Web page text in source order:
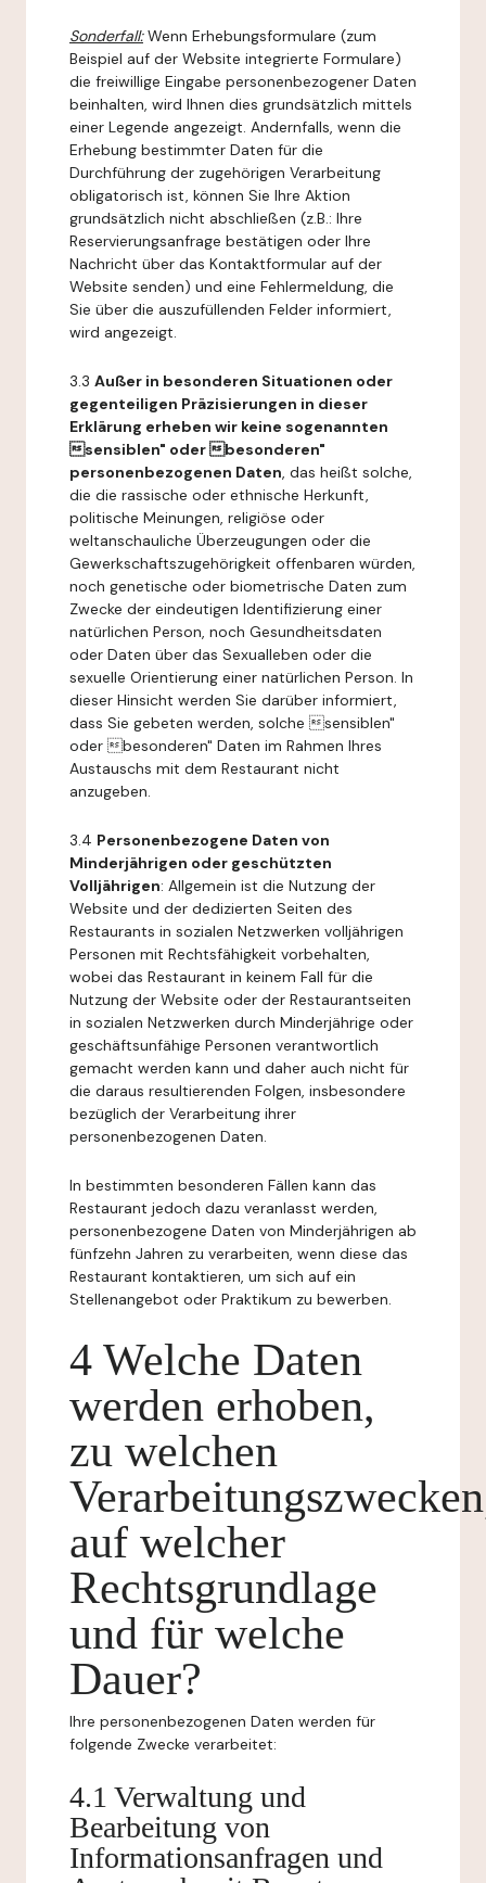
Sonderfall:Wenn Erhebungsformulare (zum
Beispiel auf der Website integrierte Formulare)
die freiwillige Eingabe personenbezogener Daten
beinhalten, wird Ihnen dies grundsätzlich mittels
einer Legende angezeigt. Andernfalls, wenn die
Erhebung bestimmter Daten für die
Durchführung der zugehörigen Verarbeitung
obligatorisch ist, können Sie Ihre Aktion
grundsätzlich nicht abschließen (z.B.: Ihre
Reservierungsanfrage bestätigen oder Ihre
Nachricht über das Kontaktformular auf der
Website senden) und eine Fehlermeldung, die
Sie über die auszufüllenden Felder informiert,
wird angezeigt.
3.3 Außer in besonderen Situationen oder
gegenteiligen Präzisierungen in dieser
Erklärung erheben wir keine sogenannten
sensiblen" oder besonderen"
personenbezogenen Daten, das heißt solche,
die die rassische oder ethnische Herkunft,
politische Meinungen, religiöse oder
weltanschauliche Überzeugungen oder die
Gewerkschaftszugehörigkeit offenbaren würden,
noch genetische oder biometrische Daten zum
Zwecke der eindeutigen Identifizierung einer
natürlichen Person, noch Gesundheitsdaten
oder Daten über das Sexualleben oder die
sexuelle Orientierung einer natürlichen Person. In
dieser Hinsicht werden Sie darüber informiert,
dass Sie gebeten werden, solche sensiblen"
oder besonderen" Daten im Rahmen Ihres
Austauschs mit dem Restaurant nicht
anzugeben.
3.4 Personenbezogene Daten von
Minderjährigen oder geschützten
Volljährigen: Allgemein ist die Nutzung der
Website und der dedizierten Seiten des
Restaurants in sozialen Netzwerken volljährigen
Personen mit Rechtsfähigkeit vorbehalten,
wobei das Restaurant in keinem Fall für die
Nutzung der Website oder der Restaurantseiten
in sozialen Netzwerken durch Minderjährige oder
geschäftsunfähige Personen verantwortlich
gemacht werden kann und daher auch nicht für
die daraus resultierenden Folgen, insbesondere
bezüglich der Verarbeitung ihrer
personenbezogenen Daten.
In bestimmten besonderen Fällen kann das
Restaurant jedoch dazu veranlasst werden,
personenbezogene Daten von Minderjährigen ab
fünfzehn Jahren zu verarbeiten, wenn diese das
Restaurant kontaktieren, um sich auf ein
Stellenangebot oder Praktikum zu bewerben.
4 Welche Daten
werden erhoben,
zu welchen
auf welcher
Rechtsgrundlage
und für welche
Dauer?
Ihre personenbezogenen Daten werden für
folgende Zwecke verarbeitet:
4.1 Verwaltung und
Bearbeitung von
Informationsanfragen und